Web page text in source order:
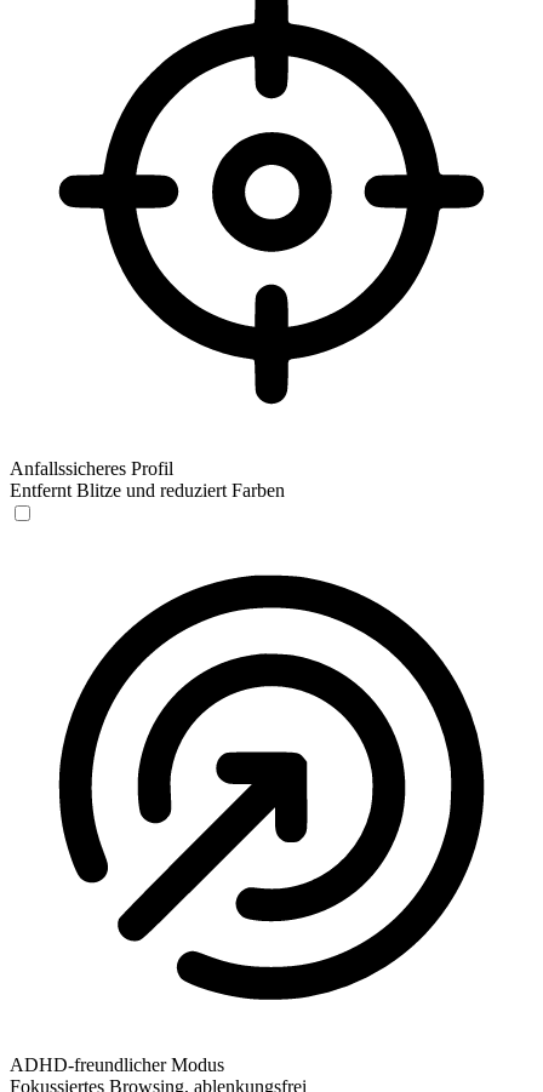
Anfallssicheres Profil
Entfernt Blitze und reduziert Farben
ADHD-freundlicher Modus
Fokussiertes Browsing, ablenkungsfrei